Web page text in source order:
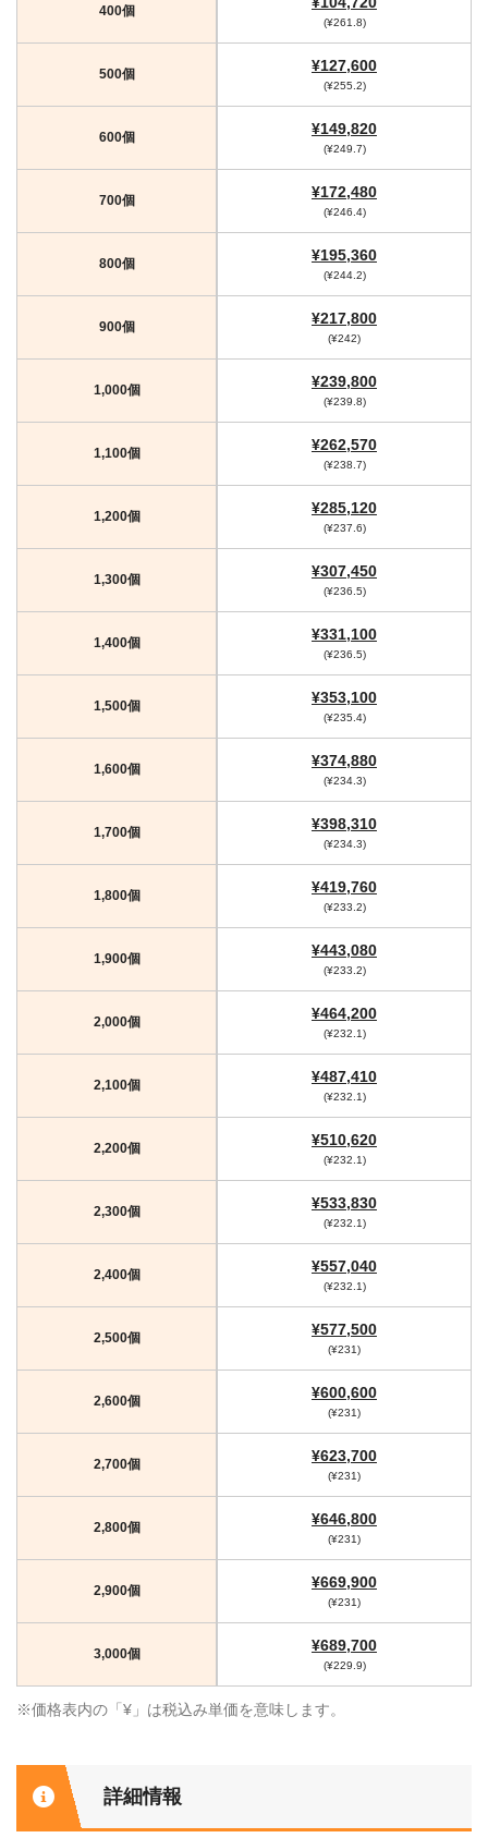
400個
(¥261.8)
500個 ¥127,600
(¥255.2)
600個 ¥149,820
(¥249.7)
700個 ¥172,480
(¥246.4)
800個 ¥195,360
(¥244.2)
900個 ¥217,800
(¥242)
1,000個 ¥239,800
(¥239.8)
1,100個 ¥262,570
(¥238.7)
1,200個 ¥285,120
(¥237.6)
1,300個 ¥307,450
(¥236.5)
1,400個 ¥331,100
(¥236.5)
1,500個 ¥353,100
(¥235.4)
1,600個 ¥374,880
(¥234.3)
1,700個 ¥398,310
(¥234.3)
1,800個 ¥419,760
(¥233.2)
1,900個 ¥443,080
(¥233.2)
2,000個 ¥464,200
(¥232.1)
2,100個 ¥487,410
(¥232.1)
2,200個 ¥510,620
(¥232.1)
2,300個 ¥533,830
(¥232.1)
2,400個 ¥557,040
(¥232.1)
2,500個 ¥577,500
(¥231)
2,600個 ¥600,600
(¥231)
2,700個 ¥623,700
(¥231)
2,800個 ¥646,800
(¥231)
2,900個 ¥669,900
(¥231)
3,000個 ¥689,700
(¥229.9)
※価格表内の「¥」は税込み単価を意味します。
詳細情報